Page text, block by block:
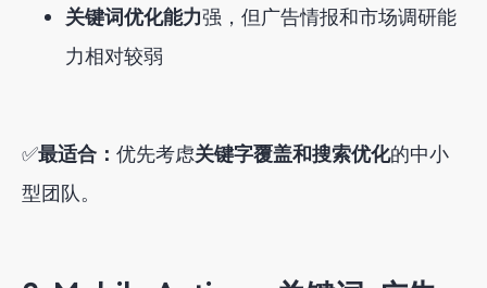
关键词优化能力强 ，但广告情报和市场调研能
力相对较弱
✅最适合： 优先考虑关键字覆盖和搜索优化的中小
型团队。